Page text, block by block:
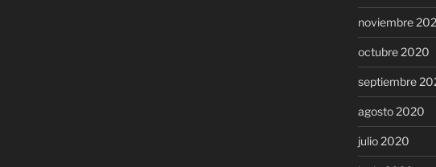
noviembre
octubre 2020
septiembre
agosto 2020
julio 2020